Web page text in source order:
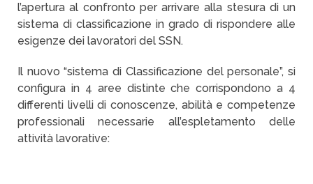
l’apertura al confronto per arrivare alla stesura di un
sistema di classificazione in grado di rispondere alle
esigenze dei lavoratori del SSN.
Il nuovo “sistema di Classificazione del personale”, si
configura in 4 aree distinte che corrispondono a 4
differenti livelli di conoscenze, abilità e competenze
professionali necessarie all’espletamento delle
attività lavorative: